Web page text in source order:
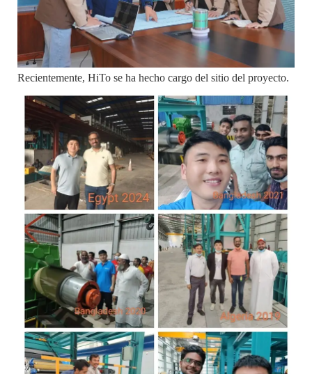
Recientemente, HiTo se ha hecho cargo del sitio del proyecto.